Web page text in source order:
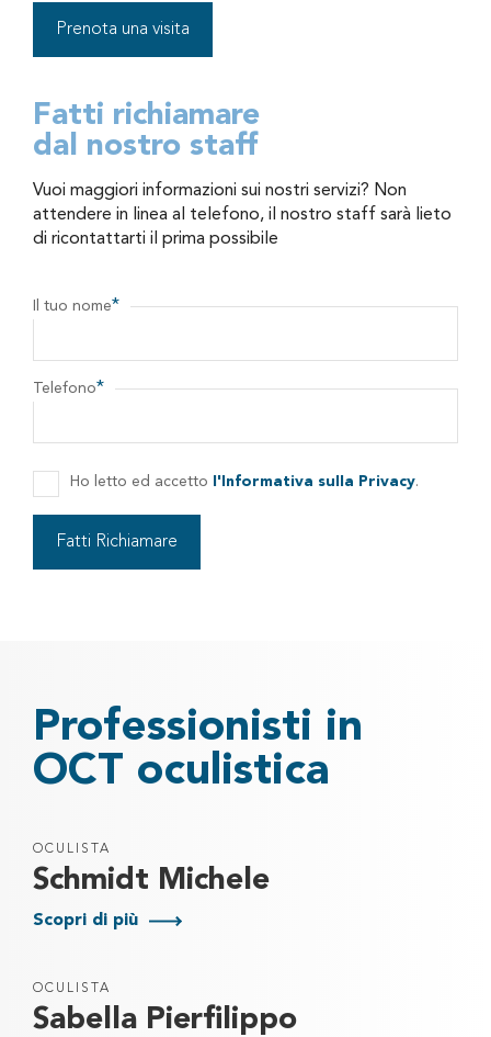
Prenota una visita
Fatti richiamare
dal nostro staff
Vuoi maggiori informazioni sui nostri servizi? Non
attendere in linea al telefono, il nostro staff sarà lieto
di ricontattarti il prima possibile
Il tuo nome*
Telefono*
Ho letto ed accetto l'Informativa sulla Privacy.
Professionisti in
OCT oculistica
OCULISTA
Schmidt Michele
Scopri di più
OCULISTA
Sabella Pierfilippo